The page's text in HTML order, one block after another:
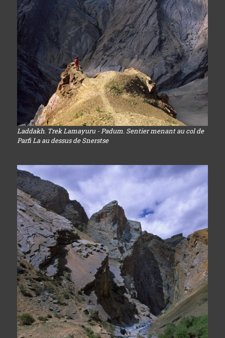
Laddakh. Trek Lamayuru - Padum. Sentier menant au col de
Parfi La au dessus de Snerstse